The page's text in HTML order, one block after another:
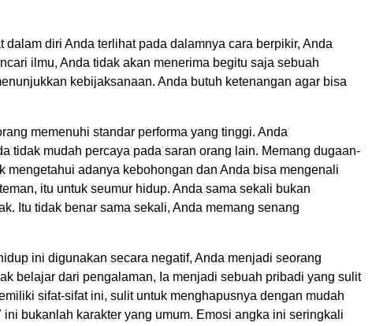
diri Anda terlihat pada dalamnya cara berpikir, Anda
ilmu, Anda tidak akan menerima begitu saja sebuah
kebijaksanaan. Anda butuh ketenangan agar bisa
memenuhi standar performa yang tinggi. Anda
tidak mudah percaya pada saran orang lain. Memang dugaan-
adanya kebohongan dan Anda bisa mengenali
itu untuk seumur hidup. Anda sama sekali bukan
Itu tidak benar sama sekali, Anda memang senang
ini digunakan secara negatif, Anda menjadi seorang
belajar dari pengalaman, Ia menjadi sebuah pribadi yang sulit
sifat-sifat ini, sulit untuk menghapusnya dengan mudah
bukanlah karakter yang umum. Emosi angka ini seringkali